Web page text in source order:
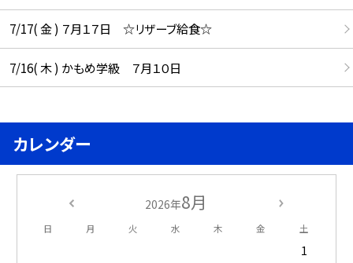
7/17( 金 ) ７月１７日 ☆リザーブ給食☆
7/16( 木 ) かもめ学級 ７月１０日
カレンダー
2026年8月
日 月 火 水 木 金 土
1